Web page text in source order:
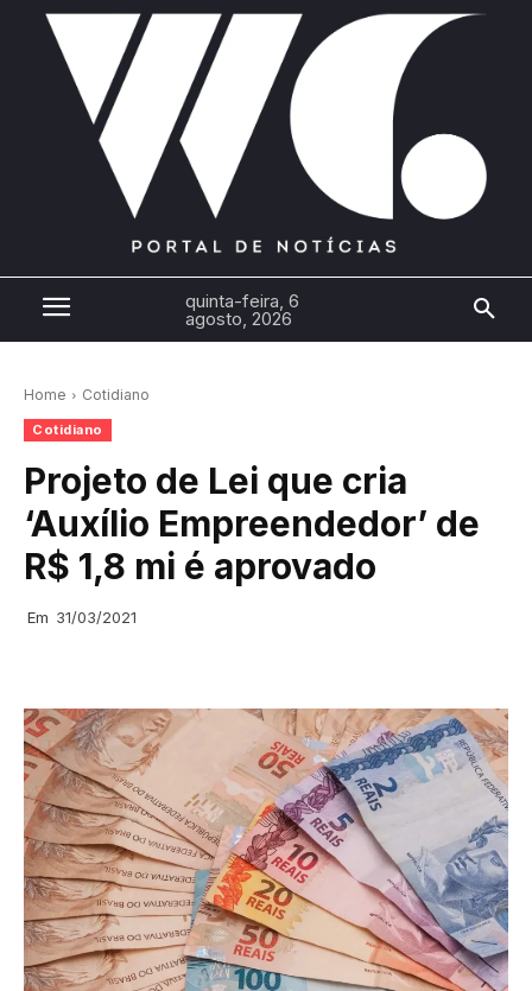
quinta-feira, 6
agosto, 2026
Home Cotidiano
Cotidiano
Projeto de Lei que cria
‘Auxílio Empreendedor’ de
R$ 1,8 mi é aprovado
Em 31/03/2021